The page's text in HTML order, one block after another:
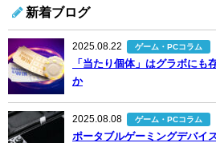
新着ブログ
2025.08.22 ゲーム・PCコラム
「当たり個体」はグラボにも
か
2025.08.08 ゲーム・PCコラム
ポータブルゲーミングデバイ